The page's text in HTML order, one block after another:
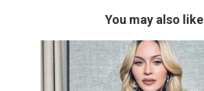
You may also like